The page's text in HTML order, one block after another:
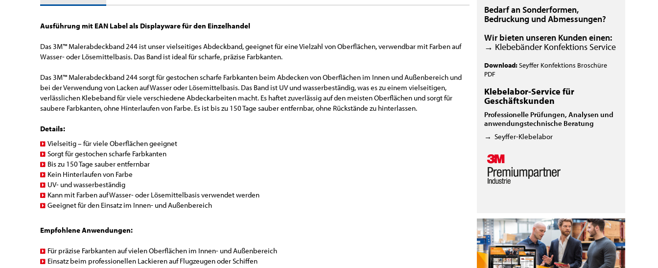
Bedarf an Sonderformen,
Bedruckung und Abmessungen?
Wir bieten unseren Kunden einen:
→ Klebebänder Konfektions Service
Download:Seyffer Konfektions Broschüre
PDF
Klebelabor-Service für
Geschäftskunden
Professionelle Prüfungen, Analysen und
anwendungstechnische Beratung
→Seyffer-Klebelabor
Ausführung mit EAN Label als Displayware für den Einzelhandel
Das 3M™ Malerabdeckband 244 ist unser vielseitiges Abdeckband, geeignet für eine Vielzahl von Oberflächen, verwendbar mit Farben auf
Wasser- oder Lösemittelbasis. Das Band ist ideal für scharfe, präzise Farbkanten.
Das 3M™ Malerabdeckband 244 sorgt für gestochen scharfe Farbkanten beim Abdecken von Oberflächen im Innen und Außenbereich und
bei der Verwendung von Lacken auf Wasser oder Lösemittelbasis. Das Band ist UV und wasserbeständig, was es zu einem vielseitigen,
verlässlichen Klebeband für viele verschiedene Abdeckarbeiten macht. Es haftet zuverlässig auf den meisten Oberflächen und sorgt für
saubere Farbkanten, ohne Hinterlaufen von Farbe. Es ist bis zu 150 Tage sauber entfernbar, ohne Rückstände zu hinterlassen.
Details:
Vielseitig – für viele Oberflächen geeignet
Sorgt für gestochen scharfe Farbkanten
Bis zu 150 Tage sauber entfernbar
Kein Hinterlaufen von Farbe
UV- und wasserbeständig
Kann mit Farben auf Wasser- oder Lösemittelbasis verwendet werden
Geeignet für den Einsatz im Innen- und Außenbereich
Empfohlene Anwendungen:
Für präzise Farbkanten auf vielen Oberflächen im Innen- und Außenbereich
Einsatz beim professionellen Lackieren auf Flugzeugen oder Schiffen